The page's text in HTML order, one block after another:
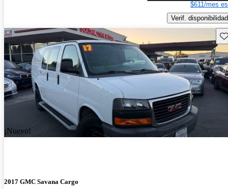
$611/mes
Verif. disponibilidad
¡Nuevo!
2017 GMC Savana Cargo